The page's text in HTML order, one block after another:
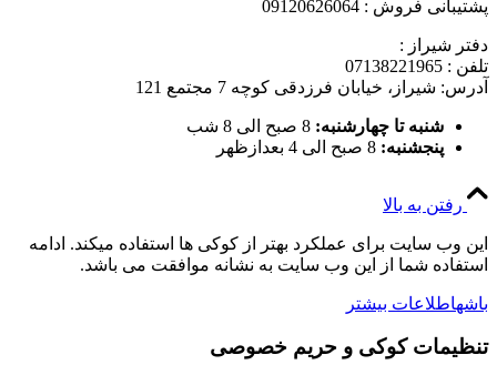
پشتیبانی فروش : 09120626064
دفتر شیراز :
تلفن : 07138221965
آدرس: شیراز، خیابان فرزدقی کوچه 7 مجتمع 121
شنبه تا چهارشنبه: 8 صبح الی 8 شب
پنجشنبه: 8 صبح الی 4 بعدازظهر
رفتن به بالا
این وب سایت برای عملکرد بهتر از کوکی ها استفاده میکند. ادامه
استفاده شما از این وب سایت به نشانه موافقت می باشد.
باشهاطلاعات بیشتر
تنظیمات کوکی و حریم خصوصی